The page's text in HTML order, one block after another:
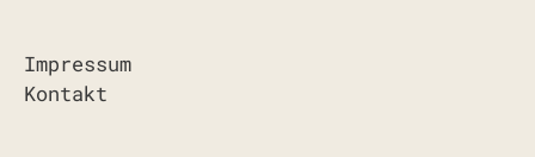
Impressum
Kontakt